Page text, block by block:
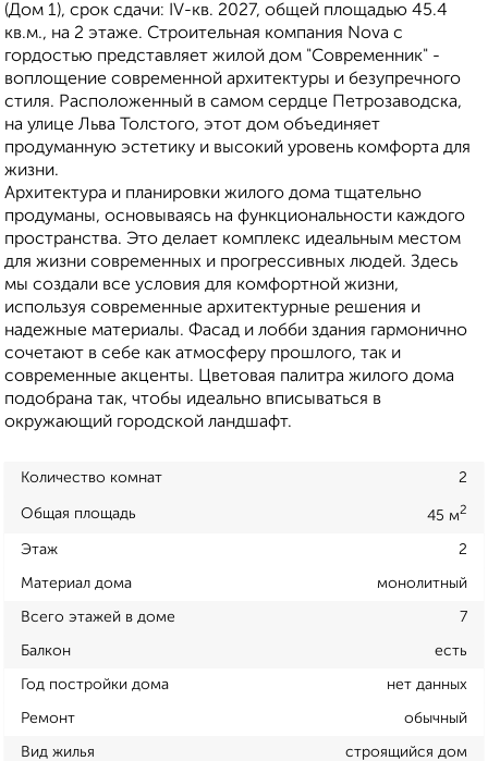
(Дом 1), срок сдачи: IV-кв. 2027, общей площадью 45.4
кв.м., на 2 этаже. Строительная компания Nova с
гордостью представляет жилой дом "Современник" -
воплощение современной архитектуры и безупречного
стиля. Расположенный в самом сердце Петрозаводска,
на улице Льва Толстого, этот дом объединяет
продуманную эстетику и высокий уровень комфорта для
жизни.
Архитектура и планировки жилого дома тщательно
продуманы, основываясь на функциональности каждого
пространства. Это делает комплекс идеальным местом
для жизни современных и прогрессивных людей. Здесь
мы создали все условия для комфортной жизни,
используя современные архитектурные решения и
надежные материалы. Фасад и лобби здания гармонично
сочетают в себе как атмосферу прошлого, так и
современные акценты. Цветовая палитра жилого дома
подобрана так, чтобы идеально вписываться в
окружающий городской ландшафт.
Количество комнат 2
Общая площадь 45 м2
Этаж 2
Материал дома монолитный
Всего этажей в доме 7
Балкон есть
Год постройки дома нет данных
Ремонт обычный
Вид жилья строящийся дом